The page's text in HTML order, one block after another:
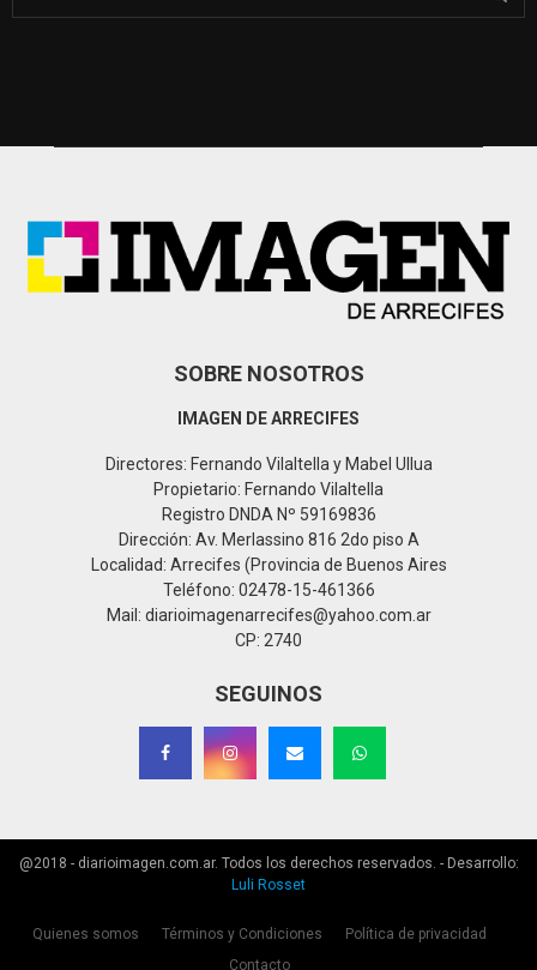
SOBRE NOSOTROS
IMAGEN DE ARRECIFES
Directores: Fernando Vilaltella y Mabel Ullua
Propietario: Fernando Vilaltella
Registro DNDA Nº 59169836
Dirección: Av. Merlassino 816 2do piso A
Localidad: Arrecifes (Provincia de Buenos Aires
Teléfono: 02478-15-461366
Mail: diarioimagenarrecifes@yahoo.com.ar
CP: 2740
SEGUINOS
@2018 - diarioimagen.com.ar. Todos los derechos reservados. - Desarrollo:
Luli Rosset
Quienes somos Términos y Condiciones
Política de privacidad
Contacto